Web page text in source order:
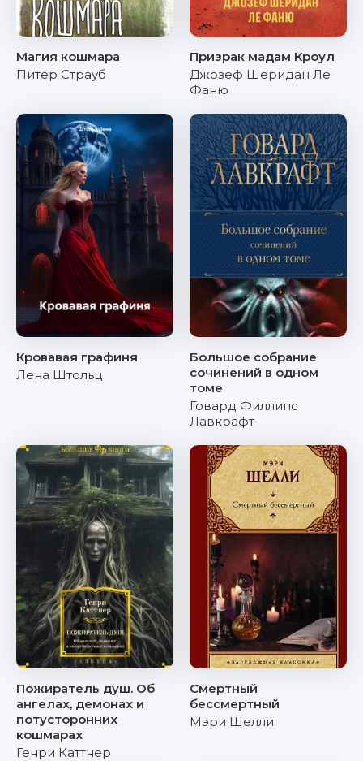
Магия кошмара
Питер Страуб
Призрак мадам Кроул
Джозеф Шеридан Ле
Фаню
Кровавая графиня
Лена Штольц
Большое собрание
сочинений в одном
томе
Говард Филлипс
Лавкрафт
Пожиратель душ. Об
ангелах, демонах и
потусторонних
кошмарах
Генри Каттнер
Смертный
бессмертный
Мэри Шелли